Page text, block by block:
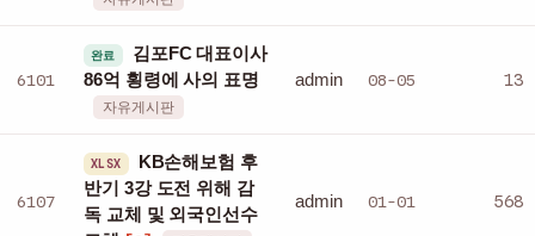
6101
완료
김포FC 대표이사
86억 횡령에 사의 표명
자유게시판
admin 08-05 13
6107
XLSX
KB손해보험 후
반기 3강 도전 위해 감
독 교체 및 외국인선수
admin 01-01 568